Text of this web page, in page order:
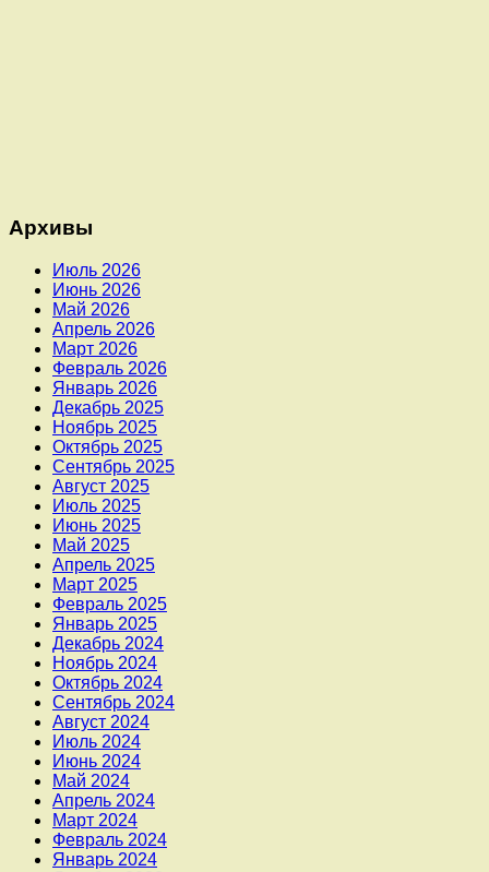
Архивы
Июль 2026
Июнь 2026
Май 2026
Апрель 2026
Март 2026
Февраль 2026
Январь 2026
Декабрь 2025
Ноябрь 2025
Октябрь 2025
Сентябрь 2025
Август 2025
Июль 2025
Июнь 2025
Май 2025
Апрель 2025
Март 2025
Февраль 2025
Январь 2025
Декабрь 2024
Ноябрь 2024
Октябрь 2024
Сентябрь 2024
Август 2024
Июль 2024
Июнь 2024
Май 2024
Апрель 2024
Март 2024
Февраль 2024
Январь 2024